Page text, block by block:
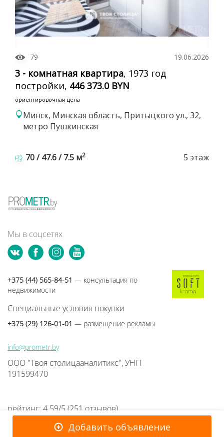
79 19.06.2026
3 - комнатная квартира, 1973 год
постройки, 446 373.0 BYN
ориентировочная цена
Минск, Минская область, Притыцкого ул., 32,
метро Пушкинская
70 / 47.6 / 7.5 м2 5 этаж
Добавить объявление
Мы в соцсетях
+375 (44) 565-84-51 — консультация по
недвижимости
Специальные условия покупки
+375 (29) 126-01-01 — размещение рекламы
info@prometr.by
ООО "Твоя столицааналитикс", УНП
191599470
рейтинг: 4.59/5(251 отзывов)